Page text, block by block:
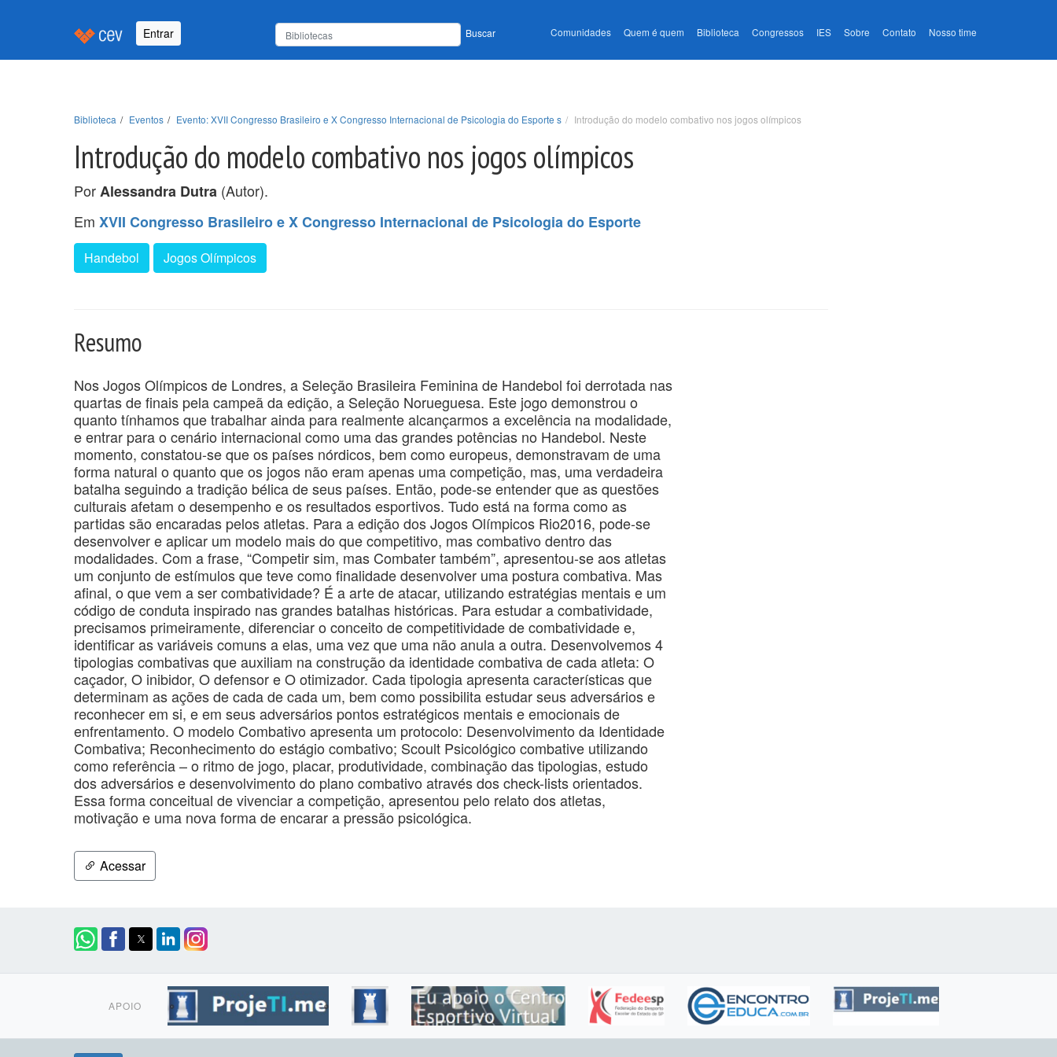
Entrar Buscar Comunidades Quem é quem Biblioteca Congressos IES Sobre Contato Nosso time
Biblioteca Eventos Evento: XVII Congresso Brasileiro e X Congresso Internacional de Psicologia do Esporte s Introdução do modelo combativo nos jogos olímpicos
Introdução do modelo combativo nos jogos olímpicos
PorAlessandra Dutra (Autor).
Em XVII Congresso Brasileiro e X Congresso Internacional de Psicologia do Esporte
Handebol Jogos Olímpicos
Resumo
Nos Jogos Olímpicos de Londres, a Seleção Brasileira Feminina de Handebol foi derrotada nas
quartas de finais pela campeã da edição, a Seleção Norueguesa. Este jogo demonstrou o
quanto tínhamos que trabalhar ainda para realmente alcançarmos a excelência na modalidade,
e entrar para o cenário internacional como uma das grandes potências no Handebol. Neste
momento, constatou-se que os países nórdicos, bem como europeus, demonstravam de uma
forma natural o quanto que os jogos não eram apenas uma competição, mas, uma verdadeira
batalha seguindo a tradição bélica de seus países. Então, pode-se entender que as questões
culturais afetam o desempenho e os resultados esportivos. Tudo está na forma como as
partidas são encaradas pelos atletas. Para a edição dos Jogos Olímpicos Rio2016, pode-se
desenvolver e aplicar um modelo mais do que competitivo, mas combativo dentro das
modalidades. Com a frase, “Competir sim, mas Combater também”, apresentou-se aos atletas
um conjunto de estímulos que teve como finalidade desenvolver uma postura combativa. Mas
afinal, o que vem a ser combatividade? É a arte de atacar, utilizando estratégias mentais e um
código de conduta inspirado nas grandes batalhas históricas. Para estudar a combatividade,
precisamos primeiramente, diferenciar o conceito de competitividade de combatividade e,
identificar as variáveis comuns a elas, uma vez que uma não anula a outra. Desenvolvemos 4
tipologias combativas que auxiliam na construção da identidade combativa de cada atleta: O
caçador, O inibidor, O defensor e O otimizador. Cada tipologia apresenta características que
determinam as ações de cada de cada um, bem como possibilita estudar seus adversários e
reconhecer em si, e em seus adversários pontos estratégicos mentais e emocionais de
enfrentamento. O modelo Combativo apresenta um protocolo: Desenvolvimento da Identidade
Combativa; Reconhecimento do estágio combativo; Scoult Psicológico combative utilizando
como referência – o ritmo de jogo, placar, produtividade, combinação das tipologias, estudo
dos adversários e desenvolvimento do plano combativo através dos check-lists orientados.
Essa forma conceitual de vivenciar a competição, apresentou pelo relato dos atletas,
motivação e uma nova forma de encarar a pressão psicológica.
Acessar
APOIO